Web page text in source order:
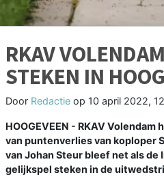
RKAV
STEKEN IN
Door Redactie op 10 april 2022,
HOOGEVEEN - RKAV
van puntenverlies van koploper
van Johan Steur bleef net als de
gelijkspel steken in de